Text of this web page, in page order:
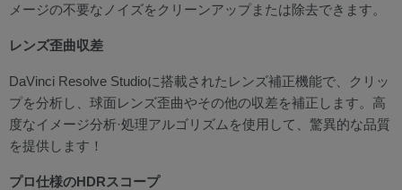
メージの不要なノイズをクリーンアップまたは除去できます。
レンズ歪曲収差
DaVinci Resolve Studioに搭載されたレンズ補正機能で、クリッ
プを分析し、球面レンズ歪曲やその他の収差を補正します。高
度なイメージ分析·処理アルゴリズムを使用して、驚異的な品質
を提供します！
プロ仕様のHDRスコープ